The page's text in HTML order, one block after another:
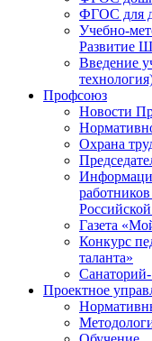
ФГОС для
Учебно-
Развитие
Введение
Профсоюз
Новости
Охрана
Газета
Конкурс
таланта»
Проектное